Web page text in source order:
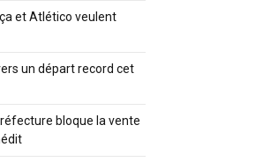
et Atlético veulent
un départ record cet
bloque la vente